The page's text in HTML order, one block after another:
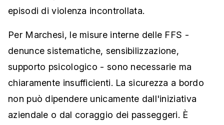
episodi di violenza incontrollata.
Per Marchesi, le misure interne delle FFS -
denunce sistematiche, sensibilizzazione,
supporto psicologico - sono necessarie ma
chiaramente insufficienti. La sicurezza a bordo
non può dipendere unicamente dall'iniziativa
aziendale o dal coraggio dei passeggeri. È